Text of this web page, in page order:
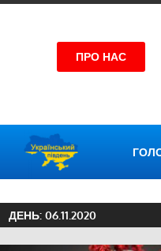
ПРО НАС
ДЕНЬ:06.11.2020